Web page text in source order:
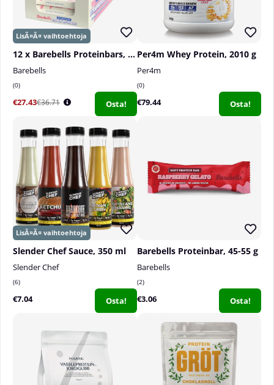
12 x Barebells Proteinbars, 55 g
Barebells
0
€27.43€36.71 Osta!
Per4m Whey Protein, 2010 g
Per4m
0
€79.44 Osta!
Slender Chef Sauce, 350 ml
Slender Chef
6
€7.04 Osta!
Barebells Proteinbar, 45-55 g
Barebells
2
€3.06 Osta!